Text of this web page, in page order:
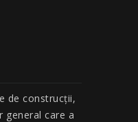
de construcţii,
general care a